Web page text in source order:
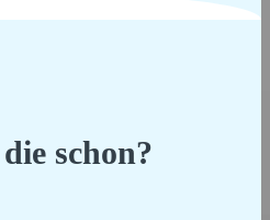
schon?